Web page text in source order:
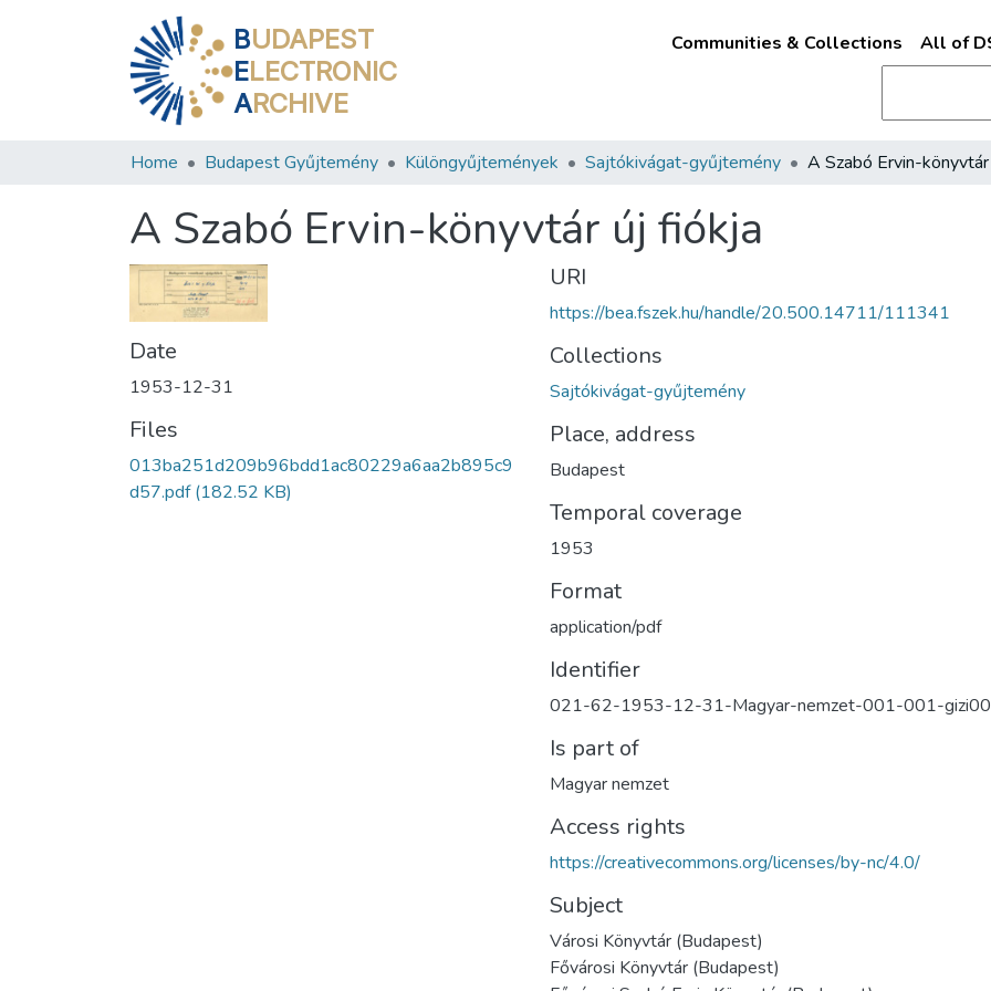
BUDAPEST
ELECTRONIC
ARCHIVE
Communities & Collections All of
Home Budapest Gyűjtemény Különgyűjtemények Sajtókivágat-gyűjtemény
A Szabó Ervin-könyvtár új fiókja
Date
1953-12-31
Files
013ba251d209b96bdd1ac80229a6aa2b895c9
d57.pdf(182.52 KB)
URI
https://bea.fszek.hu/handle/20.500.14711/111341
Collections
Sajtókivágat-gyűjtemény
Place, address
Budapest
Temporal coverage
1953
Format
application/pdf
Identifier
021-62-1953-12-31-Magyar-nemzet-001-001-
Is part of
Magyar nemzet
Access rights
https://creativecommons.org/licenses/by-nc/4.0/
Subject
Városi Könyvtár (Budapest)
Fővárosi Könyvtár (Budapest)